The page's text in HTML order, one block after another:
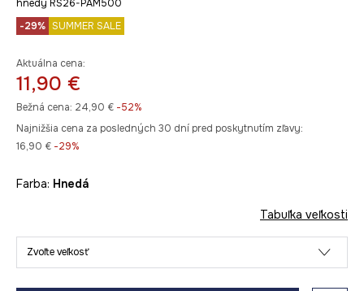
hnedý RS26-PAM500
-29% SUMMER SALE
Aktuálna cena:
11,90 €
Bežná cena: 24,90 € -52%
Najnižšia cena za posledných 30 dní pred poskytnutím zľavy:
16,90 € -29%
Farba: hnedá
Tabuľka veľkosti
Zvoľte veľkosť